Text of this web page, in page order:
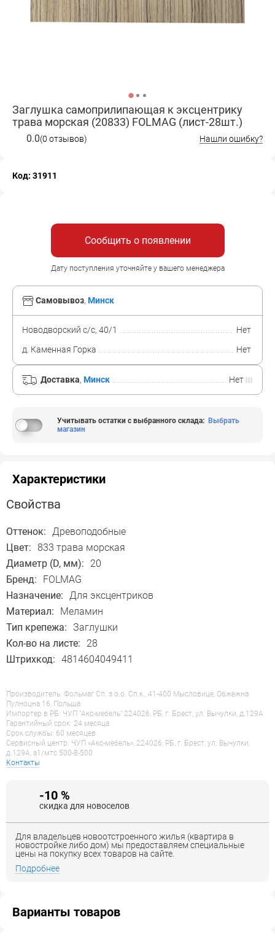
Заглушка самоприлипающая к эксцентрику
трава морская (20833) FOLMAG (лист-28шт.)
0.0(0 отзывов) Нашли ошибку?
Код: 31911
Сообщить о появлении
Дату поступления уточняйте у вашего менеджера
Самовывоз, Минск
Новодворский с/с, 40/1
Нет
д. Каменная Горка
Нет
Доставка, Минск Нет
Учитывать остатки с выбранного склада: Выбрать
магазин
Характеристики
Свойства
Оттенок: Древоподобные
Цвет: 833 трава морская
Диаметр (D, мм):
20
Бренд:
FOLMAG
Назначение: Для эксцентриков
Материал:
Меламин
Тип крепежа: Заглушки
Кол-во на листе:
28
Штрихкод: 4814604049411
Производитель: Фольмаг Сп. з о.о. Сп.к., 41-400 Мысловице, Обжежна
Пулноцна 16, Польша
Импортер в РБ: ЧУП "Акс-мебель" 224026, РБ, г. Брест, ул. Вычулки, д.129А
Гарантийный срок: 24 месяца
Срок службы: 60 месяцев
Сервисный центр: ЧУП «Акс-мебель», 224026, РБ, г. Брест, ул. Вычулки,
д.129А, a1/мтс 500-8-500
Контакты
-10 %
скидка для новоселов
Для владельцев новоотстроенного жилья (квартира в
новостройке либо дом) мы предоставляем специальные
цены на покупку всех товаров на сайте.
Подробнее
Варианты товаров